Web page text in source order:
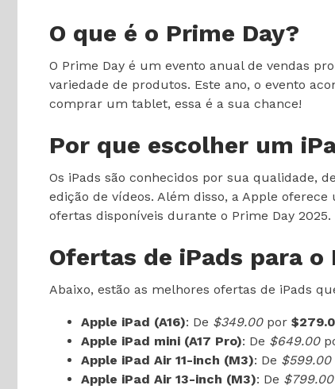
O que é o Prime Day?
O Prime Day é um evento anual de vendas
variedade de produtos. Este ano, o evento
comprar um tablet, essa é a sua chance!
Por que escolher um
Os iPads são conhecidos por sua qualidade,
edição de vídeos. Além disso, a Apple
ofertas disponíveis durante o Prime Day 2025.
Ofertas de iPads para o
Abaixo, estão as melhores ofertas de iPads
Apple iPad (A16): De $349.00por
Apple iPad mini (A17 Pro): De $649.00
Apple iPad Air 11-inch (M3): De $599.00
Apple iPad Air 13-inch (M3): De $799.00